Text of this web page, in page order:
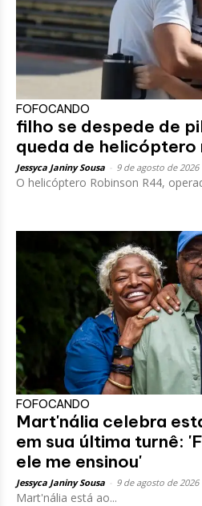
FOFOCANDO
filho se despede de
queda de helicóptero
Jessyca Janiny Sousa 9 de agosto de 2026
O helicóptero Robinson R44,
FOFOCANDO
Mart'nália celebra
em sua última turnê:
ele me ensinou'
Jessyca Janiny Sousa 9 de agosto de 2026
Mart'nália está ao...